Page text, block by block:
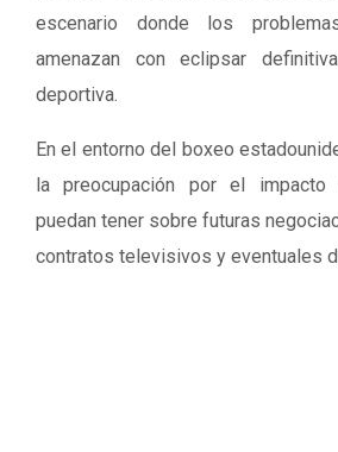
escenario donde los
amenazan con eclipsar
deportiva.
En el entorno del boxeo
la preocupación por el
puedan tener sobre futuras
contratos televisivos y eventuales